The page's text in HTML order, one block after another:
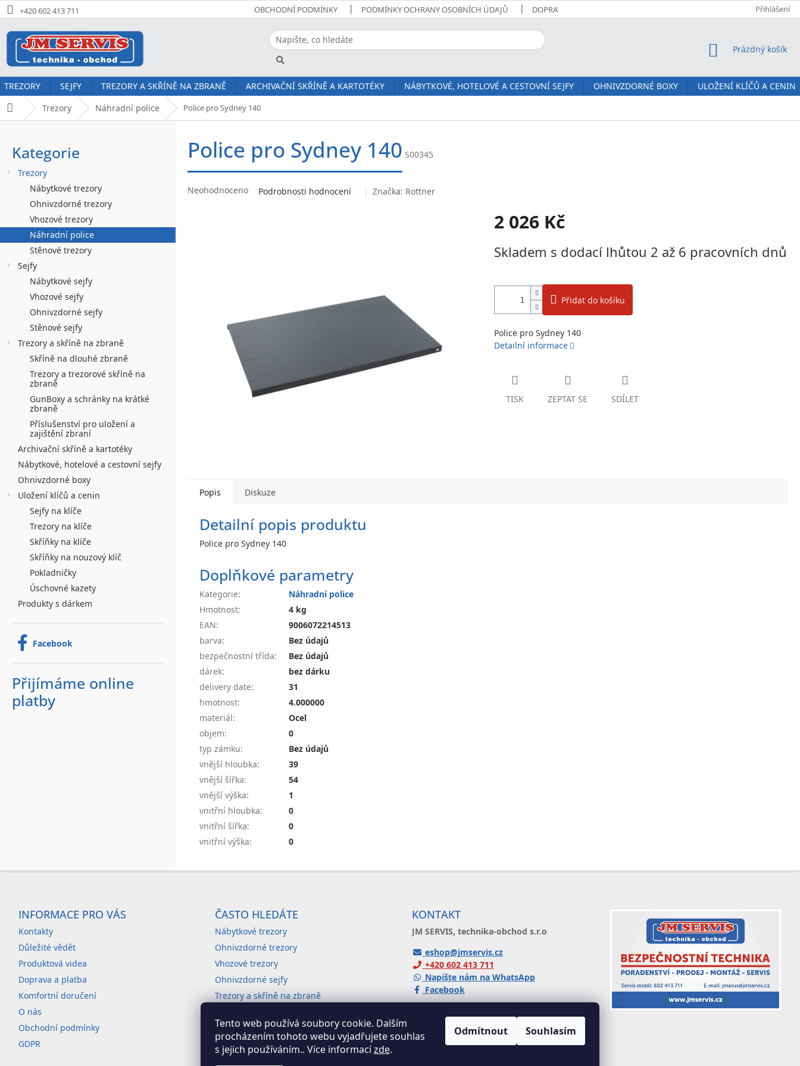
Tento web používá soubory cookie. Dalším
procházením tohoto webu vyjadřujete souhlas
s jejich používáním.. Více informacízde.
Odmítnout Souhlasím
Přejít
na
obsah
+420 602 413 711 OBCHODNÍ PODMÍNKY PODMÍNKY OCHRANY OSOBNÍCH ÚDAJŮ DOPRAVA A PLATBA O NÁS
Přihlášení
NÁKUPNÍ KOŠÍK
Prázdný košík
TREZORY SEJFY TREZORY A SKŘÍNĚ NA ZBRANĚ ARCHIVAČNÍ SKŘÍNĚ A KARTOTÉKY NÁBYTKOVÉ, HOTELOVÉ A CESTOVNÍ SEJFY OHNIVZDORNÉ BOXY
ULOŽENÍ KLÍČŮ A CENIN
Domů Trezory Náhradní police Police pro Sydney 140
a
n
n
n
Přeskočit
kategorie
Kategorie
Trezory
Nábytkové trezory
Ohnivzdorné trezory
Vhozové trezory
Náhradní police
Stěnové trezory
Sejfy
Nábytkové sejfy
Vhozové sejfy
Ohnivzdorné sejfy
Stěnové sejfy
Trezory a skříně na zbraně
Skříně na dlouhé zbraně
Trezory a trezorové skříně na
zbraně
GunBoxy a schránky na krátké
zbraně
Příslušenství pro uložení a
zajištění zbraní
Archivační skříně a kartotéky
Nábytkové, hotelové a cestovní sejfy
Ohnivzdorné boxy
Uložení klíčů a cenin
Sejfy na klíče
Trezory na klíče
Skříňky na klíče
Skříňky na nouzový klíč
Pokladničky
Úschovné kazety
Produkty s dárkem
Facebook
Přijímáme online
platby
Police pro Sydney 140 S00345
Průměrné
Neohodnoceno Podrobnosti hodnocení Značka: Rottner
2 026 Kč
cena:
Skladem s dodací lhůtou 2 až 6 pracovních dnů
Přidat do košíku
Police pro Sydney 140
Detailní informace
TISK ZEPTAT SE SDÍLET
Popis Diskuze
Detailní popis produktu
Police pro Sydney 140
Doplňkové parametry
Kategorie:
Náhradní police
Hmotnost:
4 kg
EAN:
9006072214513
barva:
Bez údajů
bezpečnostní třída:
Bez údajů
dárek:
bez dárku
delivery date:
31
hmotnost:
4.000000
materiál:
Ocel
objem:
0
typ zámku:
Bez údajů
vnější hloubka:
39
vnější šířka:
54
vnější výška:
1
vnitřní hloubka:
0
vnitřní šířka:
0
vnitřní výška: 0
INFORMACE PRO VÁS
Kontakty
Důležité vědět
Produktová videa
Doprava a platba
Komfortní doručení
O nás
Obchodní podmínky
GDPR
ČASTO HLEDÁTE
Nábytkové trezory
Ohnivzdorné trezory
Vhozové trezory
Ohnivzdorné sejfy
Trezory a skříně na zbraně
Produkty s dárkem
KONTAKT
JM SERVIS, technika-obchod s.r.o
eshop@jmservis.cz
+420 602 413 711
Napište nám na WhatsApp
Facebook
ZOBRAZIT MAPU ...